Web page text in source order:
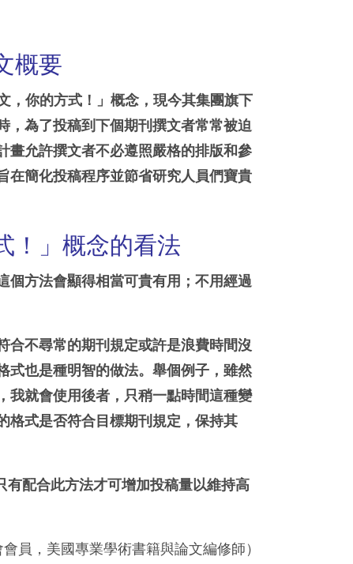
概要
，你的方式！」概念，現今其集團旗下
，為了投稿到下個期刊撰文者常常被迫
畫允許撰文者不必遵照嚴格的排版和參
在簡化投稿程序並節省研究人員們寶貴
！」概念的看法
個方法會顯得相當可貴有用；不用經過
合不尋常的期刊規定或許是浪費時間沒
式也是種明智的做法。舉個例子，雖然
我就會使用後者，只稍一點時間這種變
格式是否符合目標期刊規定，保持其
有配合此方法才可增加投稿量以維持高
員，美國專業學術書籍與論文編修師）